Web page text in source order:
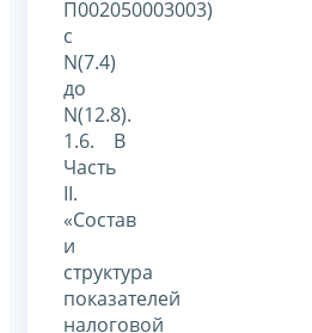
П002050003003)
с
N(7.4)
до
N(12.8).
1.6. В
Часть
II.
«Состав
и
структура
показателей
налоговой